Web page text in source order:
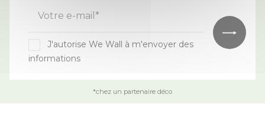
Votre e-mail*
J'autorise We Wall à m'envoyer des
informations
*chez un partenaire déco